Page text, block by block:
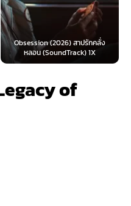
สาปรักคลั่ง
1X
Survive
of